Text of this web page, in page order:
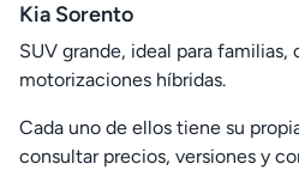
Kia Sorento
SUV grande, ideal para familias,
motorizaciones híbridas.
Cada uno de ellos tiene su
consultar precios, versiones y